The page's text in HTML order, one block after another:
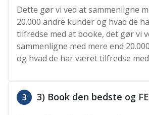
Dette gør vi ved at sammenligne
20.000 andre kunder og hvad de
tilfredse med at booke, det gør vi
sammenligne med mere end
og hvad de har været tilfredse
3 3) Book den bedste og